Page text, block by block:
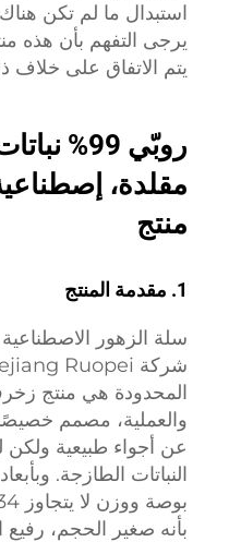
استبدال ما لم تكن
يرجى التفهم بأن هذه
يتم الاتفاق على خلاف
روبّي 99%
مقلدة،
منتج
1. مقدمة المنتج
المحدودة هي منتج
والعملية، مصمم
عن أجواء طبيعية
بأنه صغير الحجم، رفيع